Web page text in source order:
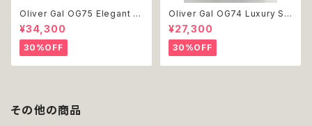
Oliver Gal OG75 Elegant E
ssentials Paris 絵 アート イ
ンテリア お祝い 贈り物 プレゼ
ント 結婚 新築 開店 周年 バー
スデイ 誕生日 ご褒美
¥34,300
30%OFF
Oliver Gal OG74 Luxury St
acked Shoes Rose Giftbo
x 絵 アート インテリア お祝い
贈り物 プレゼント 結婚 新築 開
店 周年 バースデイ 誕生日 ご褒
美
¥27,300
30%OFF
その他の商品